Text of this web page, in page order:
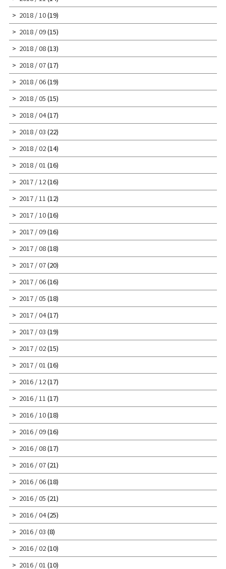
2018 / 10(19)
2018 / 09(15)
2018 / 08(13)
2018 / 07(17)
2018 / 06(19)
2018 / 05 (15)
2018 / 04(17)
2018 / 03 (22)
2018 / 02(14)
2018 / 01 (16)
2017 / 12(16)
2017 / 11 (12)
2017 / 10(16)
2017 / 09(16)
2017 / 08(18)
2017 / 07(20)
2017 / 06(16)
2017 / 05 (18)
2017 / 04(17)
2017 / 03 (19)
2017 / 02(15)
2017 / 01 (16)
2016 / 12(17)
2016 / 11 (17)
2016 / 10(18)
2016 / 09(16)
2016 / 08(17)
2016 / 07(21)
2016 / 06(18)
2016 / 05 (21)
2016 / 04(25)
2016 / 03 (8)
2016 / 02(10)
2016 / 01 (10)